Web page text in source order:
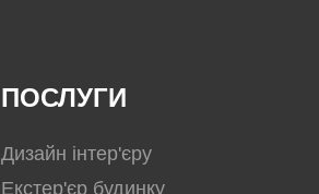
ПОСЛУГИ
Дизайн інтер'єру
Екстер'єр будинку